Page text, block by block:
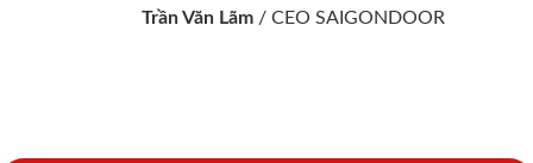
Trần Văn Lãm / CEO SAIGONDOOR